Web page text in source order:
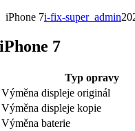
iPhone 7i-fix-super_admin
iPhone 7
Typ opravy
Výměna displeje originál
Výměna displeje kopie
Výměna baterie